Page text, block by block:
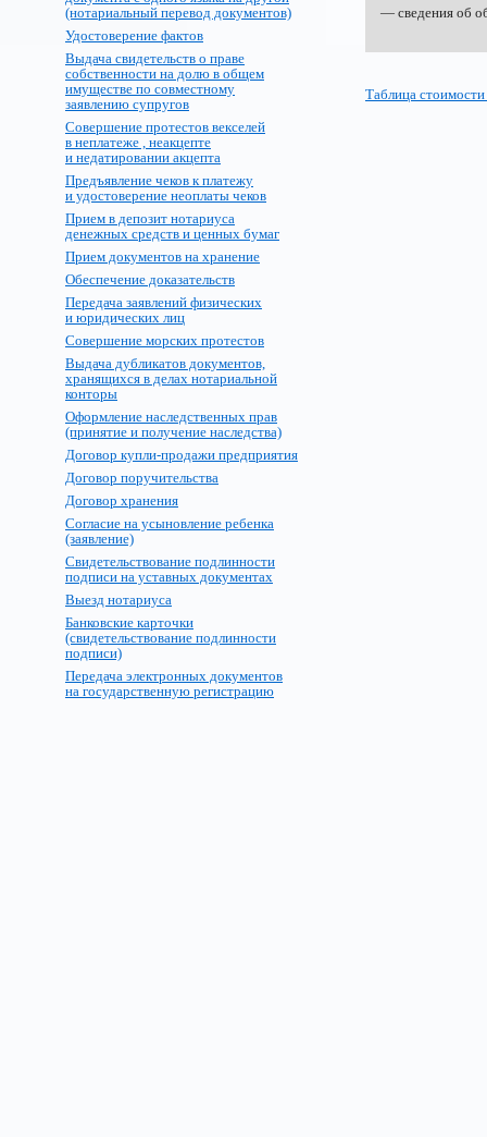
(нотариальный перевод документов)
Удостоверение фактов
Выдача свидетельств о праве
собственности на долю в общем
имуществе по совместному
заявлению супругов
Совершение протестов векселей
в неплатеже , неакцепте
и недатировании акцепта
Предъявление чеков к платежу
и удостоверение неоплаты чеков
Прием в депозит нотариуса
денежных средств и ценных бумаг
Прием документов на хранение
Обеспечение доказательств
Передача заявлений физических
и юридических лиц
Совершение морских протестов
Выдача дубликатов документов,
хранящихся в делах нотариальной
конторы
Оформление наследственных прав
(принятие и получение наследства)
Договор купли-продажи предприятия
Договор поручительства
Договор хранения
Согласие на усыновление ребенка
(заявление)
Свидетельствование подлинности
подписи на уставных документах
Выезд нотариуса
Банковские карточки
(свидетельствование подлинности
подписи)
Передача электронных документов
на государственную регистрацию
— сведения об
Таблица